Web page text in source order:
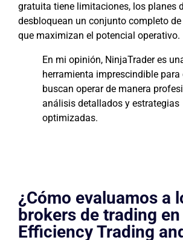
gratuita tiene limitaciones, los planes
desbloquean un conjunto completo
que maximizan el potencial operativo.
En mi opinión, NinjaTrader es
herramienta imprescindible para
buscan operar de manera
análisis detallados y estrategias
optimizadas.
¿Cómo evaluamos a
brokers de trading en
Efficiency Trading